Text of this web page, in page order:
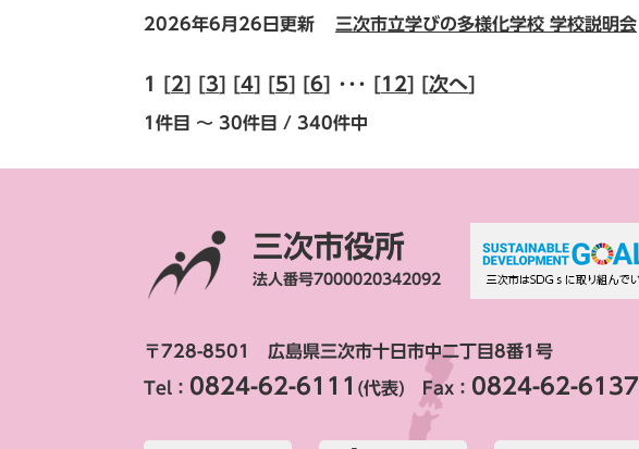
2026年6月26日更新 三次市立学びの多様化学校 学校説明会
1 [2] [3] [4] [5] [6] ･･･ [12] [次へ]
1件目 ～ 30件目 / 340件中
三次市役所
法人番号7000020342092
〒728-8501 広島県三次市十日市中二丁目8番1号
Tel： 0824-62-6111 (代表) Fax： 0824-62-6137